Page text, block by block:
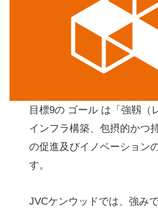
目標9の ゴール は「強靱（
インフラ構築、包摂的かつ
の促進及びイノベーション
す。
JVCケンウッドでは、強み